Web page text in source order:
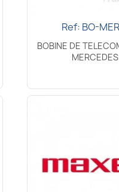
Aperçu
Ref: BO-
BOBINE DE
MERCEDES